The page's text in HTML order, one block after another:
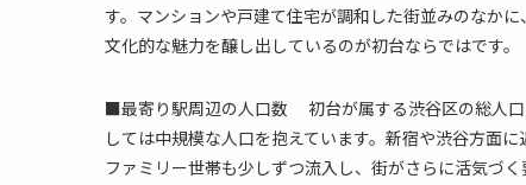
す。マンションや戸建て住宅が調和した街並みのなか
文化的な魅力を醸し出しているのが初台ならではです。
■最寄り駅周辺の人口数 初台が属する渋谷区の総人口
しては中規模な人口を抱えています。新宿や渋谷方面
ファミリー世帯も少しずつ流入し、街がさらに活気づく